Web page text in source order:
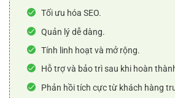
Tối ưu hóa SEO.
Quản lý dễ dàng.
Tính linh hoạt và mở rộng.
Hỗ trợ và bảo trì sau khi hoàn
Phản hồi tích cực từ khách hàng